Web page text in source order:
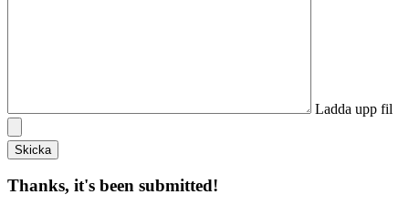
Ladda upp fil
Thanks, it's been submitted!